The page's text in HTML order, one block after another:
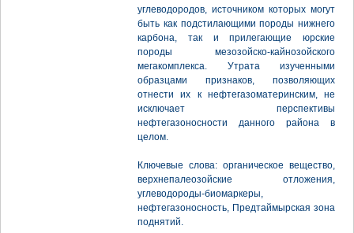
углеводородов, источником которых могут
быть как подстилающими породы нижнего
карбона, так и прилегающие юрские
породы мезозойско-кайнозойского
мегакомплекса. Утрата изученными
образцами признаков, позволяющих
отнести их к нефтегазоматеринским, не
исключает перспективы
нефтегазоносности данного района в
целом.
Ключевые слова: органическое вещество,
верхнепалеозойские отложения,
углеводороды-биомаркеры,
нефтегазоносность, Предтаймырская зона
поднятий.